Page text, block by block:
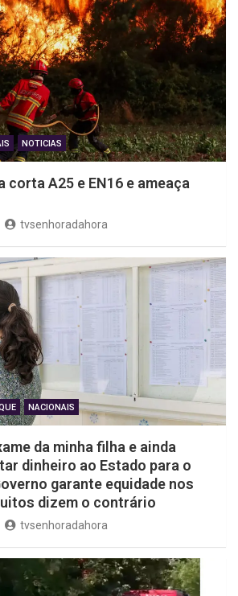
NOTICIAS
corta A25 e EN16 e ameaça
tvsenhoradahora
NACIONAIS
da minha filha e ainda
dinheiro ao Estado para o
garante equidade nos
dizem o contrário
tvsenhoradahora